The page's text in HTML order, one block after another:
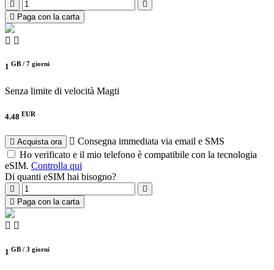
Paga con la carta
1 GB / 7 giorni
Senza limite di velocità Magti
4.48 EUR
Acquista ora
Consegna immediata via email e SMS
Ho verificato e il mio telefono è compatibile con la tecnologia
eSIM. Controlla qui
Di quanti eSIM hai bisogno?
Paga con la carta
1 GB / 3 giorni